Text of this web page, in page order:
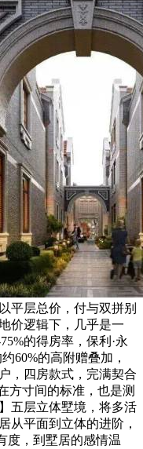
平层总价，付与双拼别
价逻辑下，几乎是一
的得房率，保利·永
60%的高附赠叠加，
，四房款式，完满契合
方寸间的标准，也是测
五层立体墅境，将多活
从平面到立体的进阶，
度，到墅居的感情温